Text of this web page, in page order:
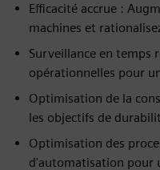
Efficacité accrue :
machines et
Surveillance en temps
opérationnelles pour
Optimisation de la
les objectifs de
Optimisation des
d'automatisation pour